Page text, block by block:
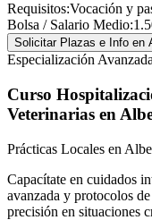
Requisitos:Vocación y
Bolsa / Salario Medio:
Solicitar Plazas e Info en
Especialización Avanzada
Curso
Veterinarias en
Prácticas Locales en
Capacítate en cuidados
avanzada y protocolos
precisión en situaciones